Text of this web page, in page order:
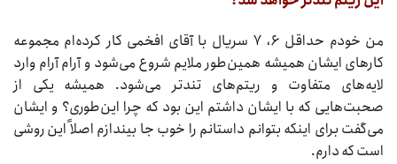
من خودم حداقل ۶، ۷ سریال با آقای افخمی کار کرده‌ام مجموعه
کارهای ایشان همیشه همین‌طور ملایم شروع می‌شود و آرام آرام وارد
لایه‌های متفاوت و ریتم‌های تندتر می‌شود. همیشه یکی از
صحبت‌هایی که با ایشان داشتم این بود که چرا این‌طوری؟ و ایشان
می‌گفت برای اینکه بتوانم داستانم را خوب جا بیندازم اصلاً این روشی
است که دارم.